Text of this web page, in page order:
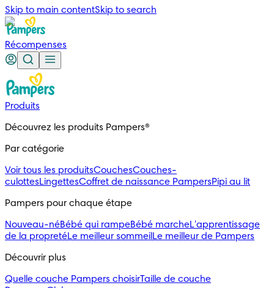
Skip to main contentSkip to search
Récompenses
Produits
Découvrez les produits Pampers®
Par catégorie
Voir tous les produitsCouchesCouches-
culottesLingettesCoffret de naissance PampersPipi au lit
Pampers pour chaque étape
Nouveau-néBébé qui rampeBébé marcheL'apprentissage
de la propretéLe meilleur sommeil Le meilleur de Pampers
Découvrir plus
Quelle couche Pampers choisirTaille de couche